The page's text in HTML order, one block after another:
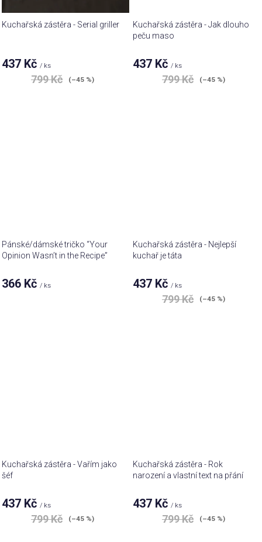
Kuchařská zástěra - Serial griller
437 Kč/ ks
799 Kč (–45 %)
Kuchařská zástěra - Jak dlouho
peču maso
437 Kč/ ks
799 Kč (–45 %)
Pánské/dámské tričko “Your
Opinion Wasn’t in the Recipe”
366 Kč/ ks
Kuchařská zástěra - Nejlepší
kuchař je táta
437 Kč/ ks
799 Kč (–45 %)
Kuchařská zástěra - Vařím jako
šéf
437 Kč / ks
799 Kč (–45 %)
Kuchařská zástěra - Rok
narození a vlastní text na přání
437 Kč / ks
799 Kč (–45 %)